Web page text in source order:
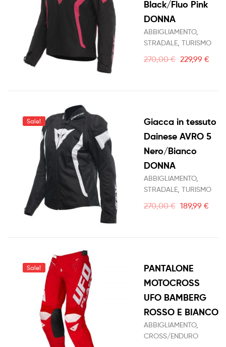
Black/Fluo Pink
DONNA
ABBIGLIAMENTO,
STRADALE TURISMO
270,00€ 229,99€
Sale!
Giacca in tessuto
Dainese AVRO 5
Nero/Bianco
DONNA
ABBIGLIAMENTO,
STRADALE TURISMO
270,00€ 189,99€
Sale!
PANTALONE
MOTOCROSS
UFO BAMBERG
ROSSO E BIANCO
ABBIGLIAMENTO,
CROSS/ENDURO